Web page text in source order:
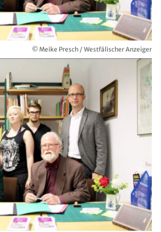
© Meike Presch / Westfälischer Anzeiger